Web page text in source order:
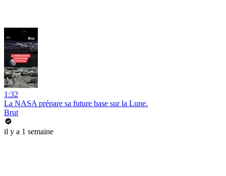
1:32
La NASA prépare sa future base sur la Lune.
Brut
il y a 1 semaine